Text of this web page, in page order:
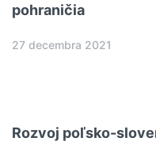
pohraničia
27 decembra 2021
Rozvoj poľsko-